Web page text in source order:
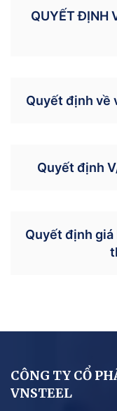
QUYẾT ĐỊNH
Quyết định về
Quyết định
Quyết định giá
CÔNG TY CỔ
VNSTEEL